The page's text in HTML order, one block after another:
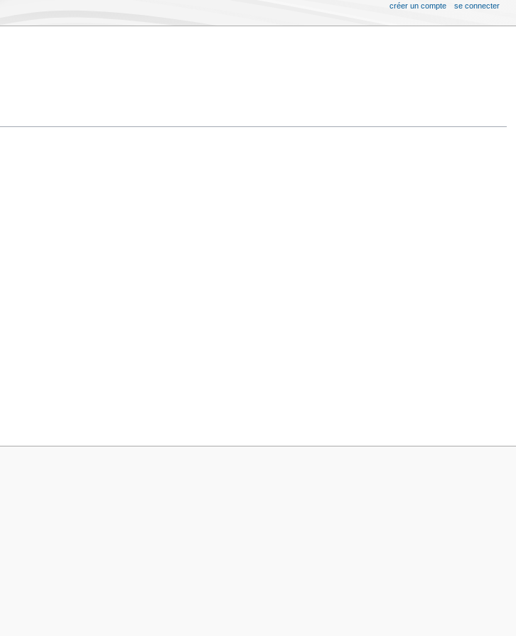
créer un compte se connecter